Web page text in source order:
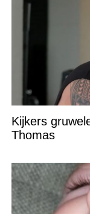
Kijkers
Thomas